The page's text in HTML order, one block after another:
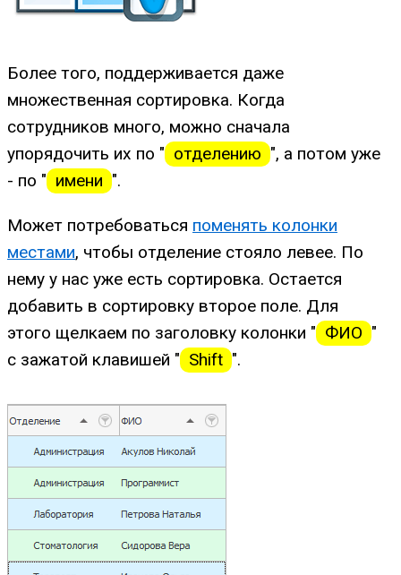
Более того, поддерживается даже
множественная сортировка. Когда
сотрудников много, можно сначала
упорядочить их по " отделению ", а потом уже
- по " имени ".
Может потребоваться поменять колонки
местами, чтобы отделение стояло левее. По
нему у нас уже есть сортировка. Остается
добавить в сортировку второе поле. Для
этого щелкаем по заголовку колонки " ФИО "
с зажатой клавишей " Shift ".